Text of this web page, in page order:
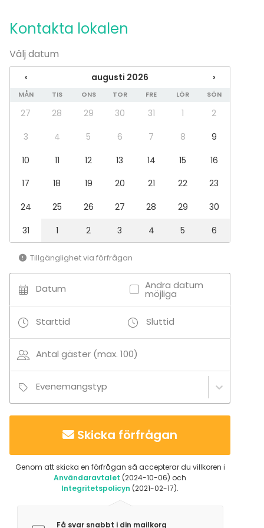
siten, että sovitussa aikataulussa pysyttiin.
Heti alusta alkaen peleissä kuultiin
riemunkiljahduksia, eikä jännittyneisyydestä
ollut tietoakaan."
Räisänen myös kiitteli beer pongin
sosiaalista ulottuvuutta ja korosti pelissä
yhteistyöhön perustuvaa: "Suosittelen beer
pongia Pongstatin tarjoamassa
vaan tarkkuutta, hermoja ja hieman tuuriakin
vaativa joukkuepeli. Voittajien oli helppo
oli kaiverrettu MML:lle personoitu voittolaatta.
Täyden kympin arvoinen suoritus!"
Kontakta lokalen
Välj datum
‹ augusti 2026 ›
MÅN TIS ONS TOR FRE LÖR SÖN
27 28 29 30 31 1
2
3
4 5 6 7 8
9
10
11 12 13 14 15
16
17
18 19 20 21 22
23
24
25 26 27 28 29
30
31
1 2 3 4 5 6
Tillgänglighet via förfrågan
Datum Andra datum
möjliga
Starttid Sluttid
Antal gäster (max. 100)
Evenemangstyp
Skicka förfrågan
Genom att skicka en förfrågan så accepterar du villkoren i
Användaravtalet (2024-10-06) och
Integritetspolicyn (2021-02-17).
Få svar snabbt i din mailkorg